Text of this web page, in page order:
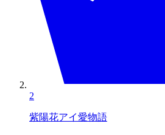
2
紫陽花アイ愛物語